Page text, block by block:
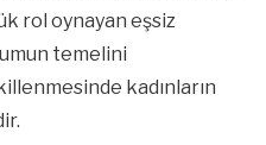
rol oynayan eşsiz
temelini
kadınların